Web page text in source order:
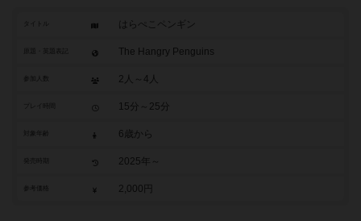
タイトル はらぺこペンギン
原題・英題表記 The Hangry Penguins
参加人数 2人～4人
15分～25分
対象年齢 6歳から
2025年～
参考価格 2,000円